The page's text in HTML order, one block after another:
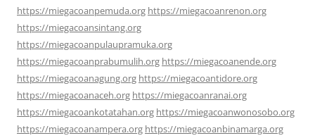
https://miegacoanpemuda.org https://miegacoanrenon.org
https://miegacoansintang.org
https://miegacoanpulaupramuka.org
https://miegacoanprabumulih.org https://miegacoanende.org
https://miegacoanagung.org https://miegacoantidore.org
https://miegacoanaceh.org https://miegacoanranai.org
https://miegacoankotatahan.org https://miegacoanwonosobo.org
https://miegacoanampera.org https://miegacoanbinamarga.org